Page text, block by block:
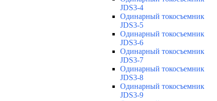
JDS3-4
Одинарный токосъемник
JDS3-5
Одинарный токосъемник
JDS3-6
Одинарный токосъемник
JDS3-7
Одинарный токосъемник
JDS3-8
Одинарный токосъемник
JDS3-9